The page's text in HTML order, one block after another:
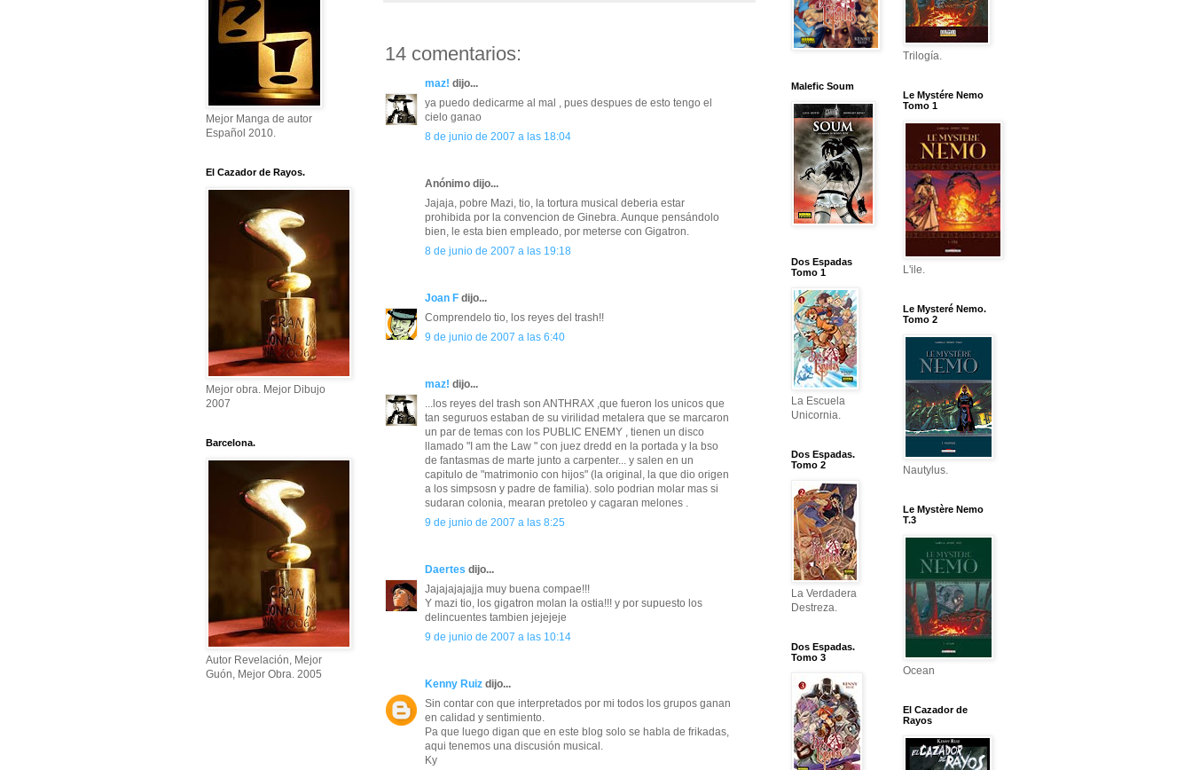
14 comentarios:
maz! dijo...
ya puedo dedicarme al mal , pues despues de esto tengo el
cielo ganao
8 de junio de 2007 a las 18:04
Anónimo dijo...
Jajaja, pobre Mazi, tio, la tortura musical deberia estar
prohibida por la convencion de Ginebra. Aunque pensándolo
bien, le esta bien empleado, por meterse con Gigatron.
8 de junio de 2007 a las 19:18
Joan F dijo...
Comprendelo tio, los reyes del trash!!
9 de junio de 2007 a las 6:40
maz! dijo...
...los reyes del trash son ANTHRAX ,que fueron los unicos que
tan seguruos estaban de su virilidad metalera que se marcaron
un par de temas con los PUBLIC ENEMY , tienen un disco
llamado "I am the Law " con juez dredd en la portada y la bso
de fantasmas de marte junto a carpenter... y salen en un
capitulo de "matrimonio con hijos" (la original, la que dio origen
a los simpsosn y padre de familia). solo podrian molar mas si
sudaran colonia, mearan pretoleo y cagaran melones .
9 de junio de 2007 a las 8:25
Daertes dijo...
Jajajajajajja muy buena compae!!!
Y mazi tio, los gigatron molan la ostia!!! y por supuesto los
delincuentes tambien jejejeje
9 de junio de 2007 a las 10:14
Kenny Ruiz dijo...
Sin contar con que interpretados por mi todos los grupos ganan
en calidad y sentimiento.
Pa que luego digan que en este blog solo se habla de frikadas,
aqui tenemos una discusión musical.
Ky
Mejor Manga de autor
Español 2010.
El Cazador de Rayos.
Mejor obra. Mejor Dibujo
2007
Barcelona.
Autor Revelación, Mejor
Guón, Mejor Obra. 2005
Malefic Soum
Dos Espadas
Tomo 1
La Escuela
Unicornia.
Dos Espadas.
Tomo 2
La Verdadera
Destreza.
Dos Espadas.
Tomo 3
Trilogía.
Le Mystére Nemo
Tomo 1
L'ile.
Le Mysteré Nemo.
Tomo 2
Nautylus.
Le Mystère Nemo
T.3
Ocean
El Cazador de
Rayos